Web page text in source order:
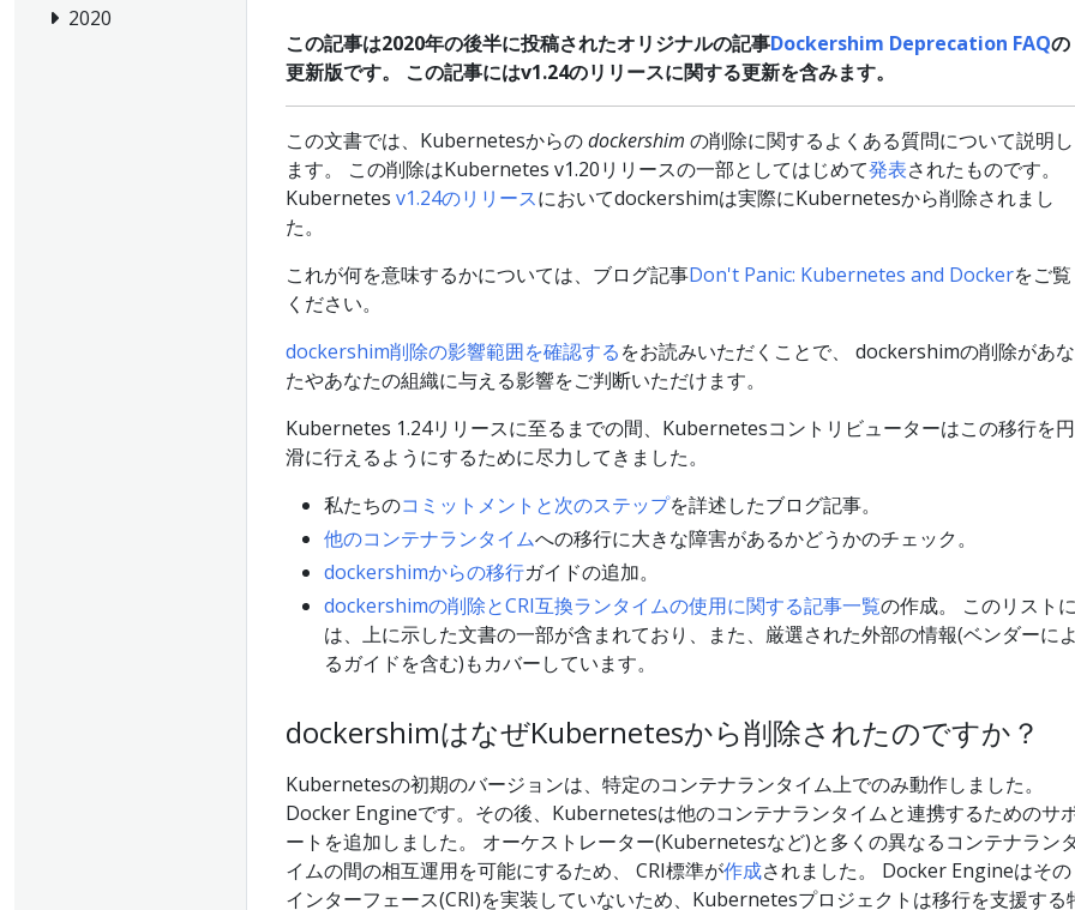
2020
この記事は2020年の後半に投稿されたオリジナルの記事Dockershim Deprecation FAQの
更新版です。 この記事にはv1.24のリリースに関する更新を含みます。
この文書では、Kubernetesからのdockershim の削除に関するよくある質問について説明し
ます。 この削除はKubernetes v1.20リリースの一部としてはじめて発表されたものです。
Kubernetes v1.24のリリースにおいてdockershimは実際にKubernetesから削除されまし
た。
これが何を意味するかについては、ブログ記事Don't Panic: Kubernetes and Dockerをご覧
ください。
dockershim削除の影響範囲を確認するをお読みいただくことで、 dockershimの削除があな
たやあなたの組織に与える影響をご判断いただけます。
Kubernetes 1.24リリースに至るまでの間、Kubernetesコントリビューターはこの移行を円
滑に行えるようにするために尽力してきました。
私たちのコミットメントと次のステップを詳述したブログ記事。
他のコンテナランタイムへの移行に大きな障害があるかどうかのチェック。
dockershimからの移行ガイドの追加。
dockershimの削除とCRI互換ランタイムの使用に関する記事一覧の作成。 このリスト
は、上に示した文書の一部が含まれており、また、厳選された外部の情報(ベンダーに
るガイドを含む)もカバーしています。
dockershimはなぜKubernetesから削除されたのですか？
Kubernetesの初期のバージョンは、特定のコンテナランタイム上でのみ動作しました。
Docker Engineです。その後、Kubernetesは他のコンテナランタイムと連携するためのサ
ートを追加しました。 オーケストレーター(Kubernetesなど)と多くの異なるコンテナラン
イムの間の相互運用を可能にするため、 CRI標準が作成されました。 Docker Engineはその
インターフェース(CRI)を実装していないため、Kubernetesプロジェクトは移行を支援する